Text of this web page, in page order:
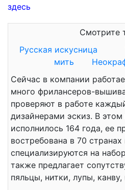
здесь
Смотрите
Русская искусница
мить
Сейчас в компании
много фрилансеров-
проверяют в работе
дизайнерами эскиз. В
исполнилось 164 года, ее
востребована в 70
специализируются на
также предлагает
пяльцы, нитки, лупы,